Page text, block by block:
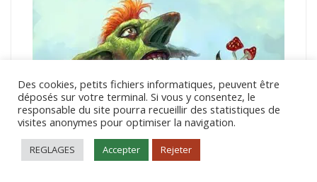
Des cookies, petits fichiers informatiques, peuvent être
déposés sur votre terminal. Si vous y consentez, le
responsable du site pourra recueillir des statistiques de
visites anonymes pour optimiser la navigation.
REGLAGES Accepter Rejeter